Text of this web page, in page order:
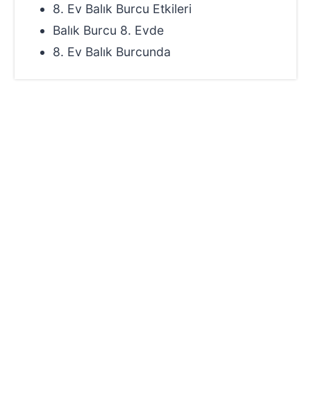
8. Ev Balık Burcu Etkileri
Balık Burcu 8. Evde
8. Ev Balık Burcunda